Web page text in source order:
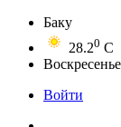
Баку
28.20 C
Войти